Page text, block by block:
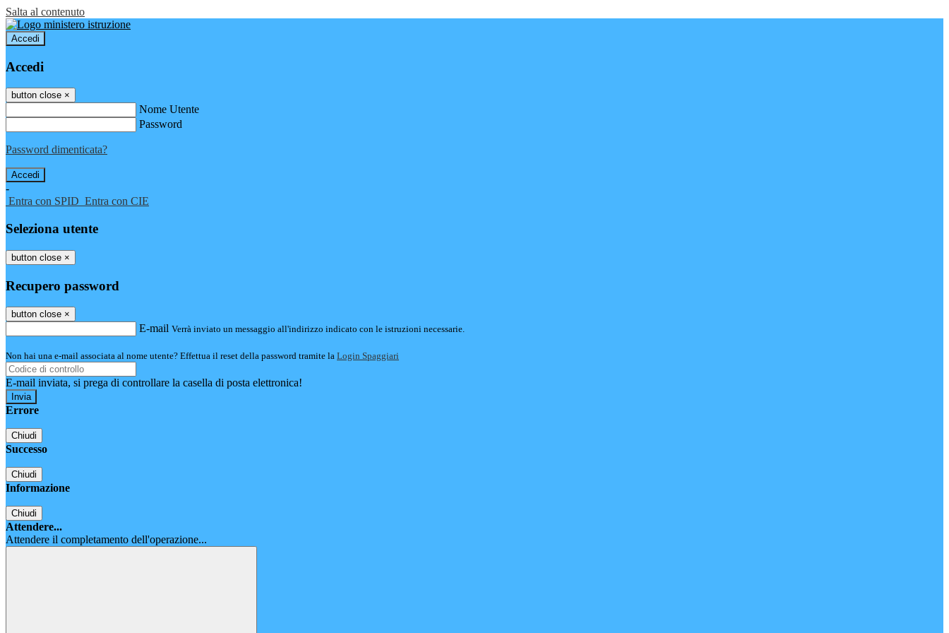
Salta al contenuto
Accedi
Accedi
button close ×
Nome Utente
Password
Password dimenticata?
-
Entra con SPID Entra con CIE
Seleziona utente
button close ×
Recupero password
button close ×
E-mail Verrà inviato un messaggio all'indirizzo indicato con le istruzioni necessarie.
Non hai una e-mail associata al nome utente? Effettua il reset della password tramite la Login Spaggiari
E-mail inviata, si prega di controllare la casella di posta elettronica!
Errore
Chiudi
Successo
Chiudi
Informazione
Chiudi
Attendere...
Attendere il completamento dell'operazione...